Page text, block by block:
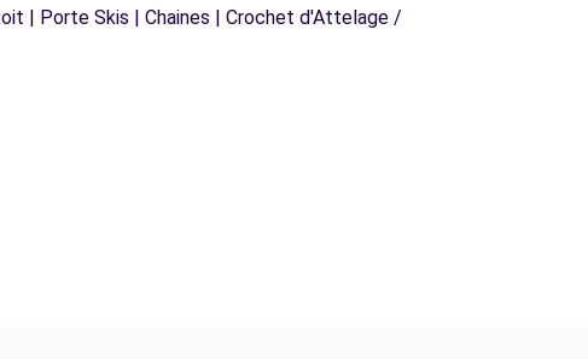
| Porte Skis | Chaines | Crochet d'Attelage /